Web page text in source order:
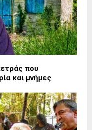
που
και μνήμες